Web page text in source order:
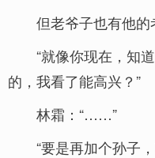
但老爷子也有他的
“就像你现在，知
的，我看了能高兴？”
林霜：“……”
“要是再加个孙子